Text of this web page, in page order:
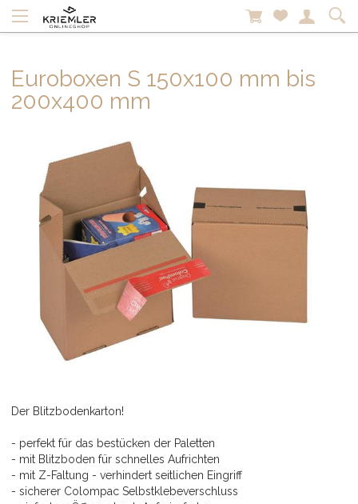
Euroboxen S 150x100 mm bis
200x400 mm
Der Blitzbodenkarton!
- perfekt für das bestücken der Paletten
- mit Blitzboden für schnelles Aufrichten
- mit Z-Faltung - verhindert seitlichen Eingriff
- sicherer Colompac Selbstklebeverschluss